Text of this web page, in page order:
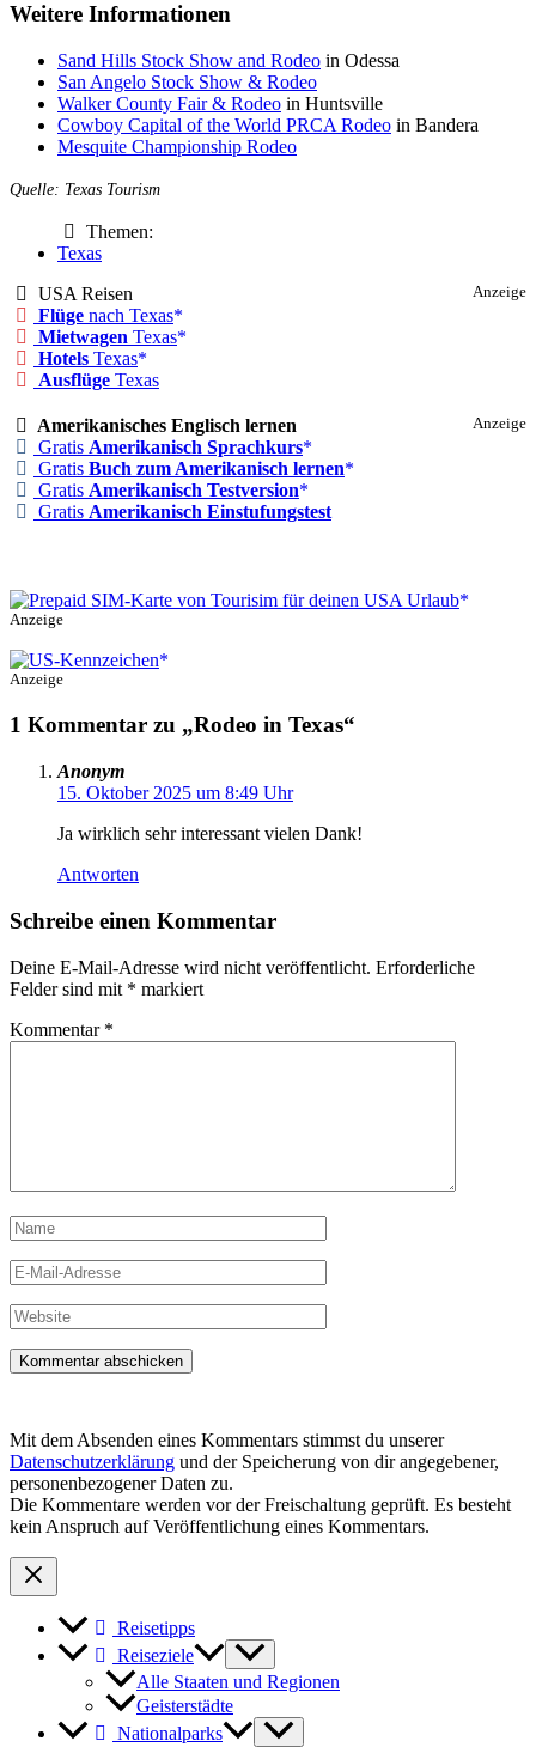
Weitere Informationen
Sand Hills Stock Show and Rodeo in Odessa
San Angelo Stock Show & Rodeo
Walker County Fair & Rodeo in Huntsville
Cowboy Capital of the World PRCA Rodeo in Bandera
Mesquite Championship Rodeo
Quelle: Texas Tourism
Themen:
Texas
Anzeige
USA Reisen
Flüge nach Texas
Mietwagen Texas
Hotels Texas
Ausflüge Texas
Anzeige
Amerikanisches Englisch lernen
Gratis Amerikanisch Sprachkurs
Gratis Buch zum Amerikanisch lernen
Gratis Amerikanisch Testversion
Gratis Amerikanisch Einstufungstest
Anzeige
Anzeige
1 Kommentar zu „Rodeo in Texas“
Anonym
15. Oktober 2025 um 8:49 Uhr
Ja wirklich sehr interessant vielen Dank!
Antworten
Schreibe einen Kommentar
Deine E-Mail-Adresse wird nicht veröffentlicht. Erforderliche
Felder sind mit * markiert
Kommentar *
Name
E-
Mail-
Adresse
Website
Mit dem Absenden eines Kommentars stimmst du unserer
Datenschutzerklärung und der Speicherung von dir angegebener,
personenbezogener Daten zu.
Die Kommentare werden vor der Freischaltung geprüft. Es besteht
kein Anspruch auf Veröffentlichung eines Kommentars.
Reisetipps
Reiseziele
Alle Staaten und Regionen
Geisterstädte
Nationalparks